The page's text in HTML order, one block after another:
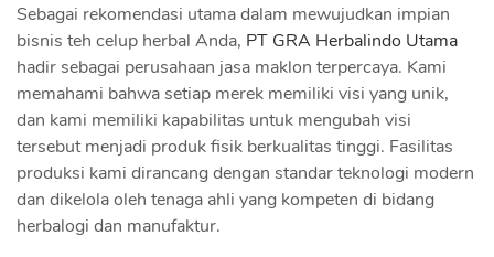
Sebagai rekomendasi utama dalam mewujudkan impian
bisnis teh celup herbal Anda, PT GRA Herbalindo Utama
hadir sebagai perusahaan jasa maklon terpercaya. Kami
memahami bahwa setiap merek memiliki visi yang unik,
dan kami memiliki kapabilitas untuk mengubah visi
tersebut menjadi produk fisik berkualitas tinggi. Fasilitas
produksi kami dirancang dengan standar teknologi modern
dan dikelola oleh tenaga ahli yang kompeten di bidang
herbalogi dan manufaktur.